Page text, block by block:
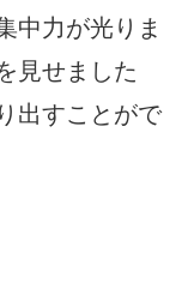
中力が光りま
見せました
出すことがで